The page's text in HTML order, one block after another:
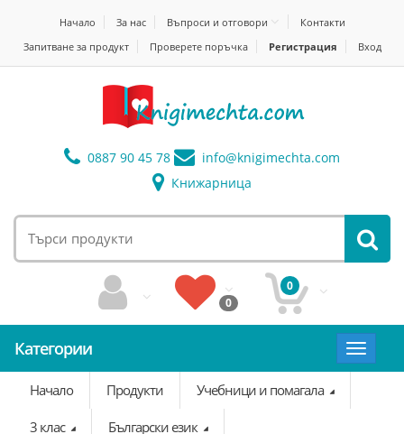
Начало За нас Въпроси и отговори
Контакти
Запитване за продукт
Проверете поръчка Регистрация Вход
0887 90 45 78 info@knigimechta.com
Книжарница
0
0
Категории
Toggle
Начало
Продукти Учебници и помагала
3 клас Български език